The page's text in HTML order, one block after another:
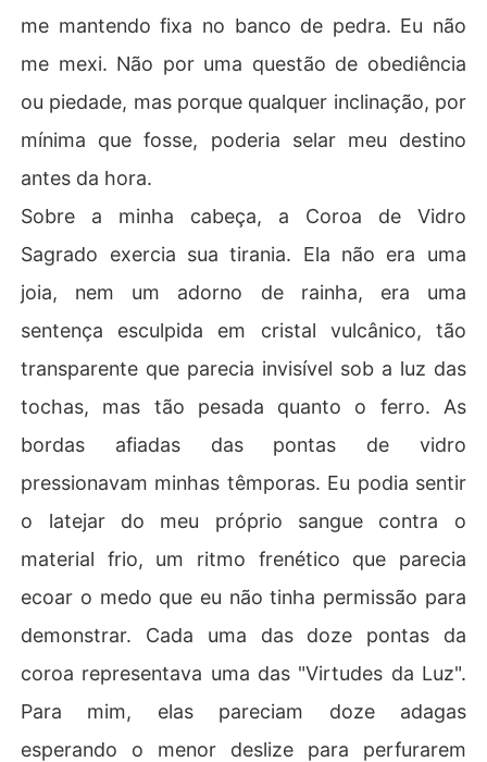
me mantendo fixa no banco de pedra. Eu não
me mexi. Não por uma questão de obediência
ou piedade, mas porque qualquer inclinação, por
mínima que fosse, poderia selar meu destino
antes da hora.
Sobre a minha cabeça, a Coroa de Vidro
Sagrado exercia sua tirania. Ela não era uma
joia, nem um adorno de rainha, era uma
sentença esculpida em cristal vulcânico, tão
transparente que parecia invisível sob a luz das
tochas, mas tão pesada quanto o ferro. As
bordas afiadas das pontas de vidro
pressionavam minhas têmporas. Eu podia sentir
o latejar do meu próprio sangue contra o
material frio, um ritmo frenético que parecia
ecoar o medo que eu não tinha permissão para
demonstrar. Cada uma das doze pontas da
coroa representava uma das "Virtudes da Luz".
Para mim, elas pareciam doze adagas
esperando o menor deslize para perfurarem